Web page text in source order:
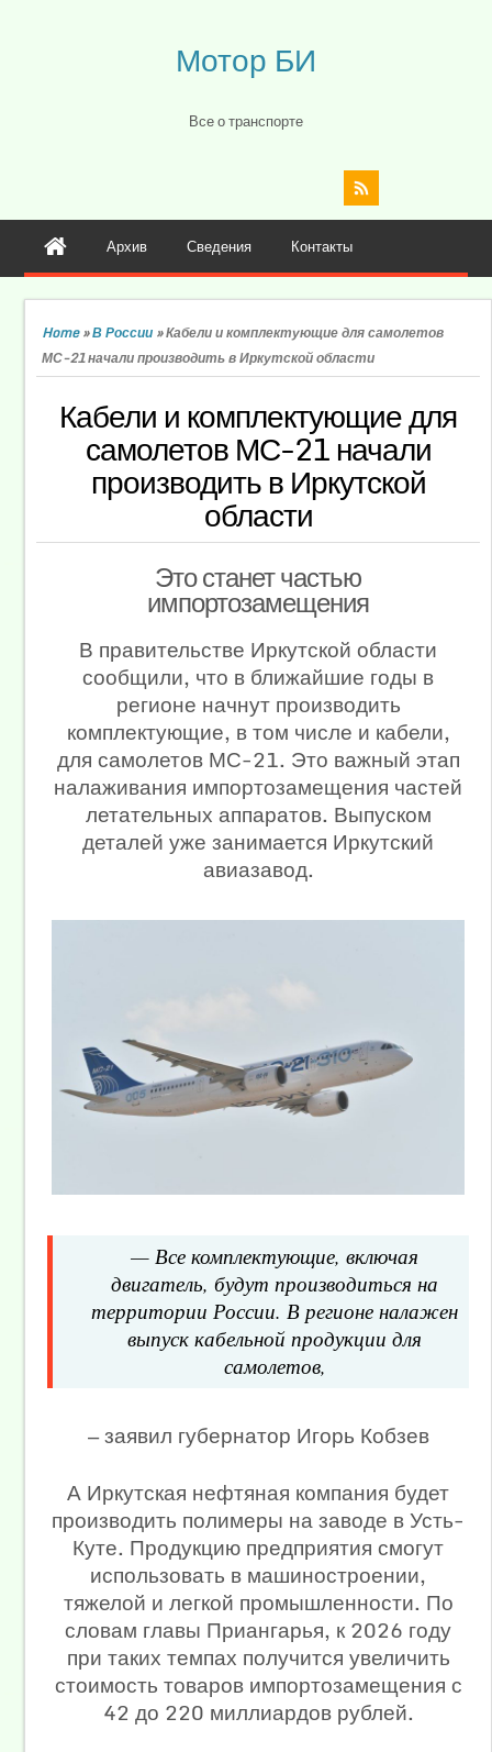
Мотор БИ
Все о транспорте
Архив Сведения Контакты
Home»В России »Кабели и комплектующие для самолетов
МС-21 начали производить в Иркутской области
Кабели и комплектующие для
самолетов МС-21 начали
производить в Иркутской
области
Это станет частью
импортозамещения
В правительстве Иркутской области
сообщили, что в ближайшие годы в
регионе начнут производить
комплектующие, в том числе и кабели,
для самолетов МС-21. Это важный этап
налаживания импортозамещения частей
летательных аппаратов. Выпуском
деталей уже занимается Иркутский
авиазавод.
— Все комплектующие, включая
двигатель, будут производиться на
территории России. В регионе налажен
выпуск кабельной продукции для
самолетов,
— заявил губернатор Игорь Кобзев
А Иркутская нефтяная компания будет
производить полимеры на заводе в Усть-
Куте. Продукцию предприятия смогут
использовать в машиностроении,
тяжелой и легкой промышленности. По
словам главы Приангарья, к 2026 году
при таких темпах получится увеличить
стоимость товаров импортозамещения с
42 до 220 миллиардов рублей.